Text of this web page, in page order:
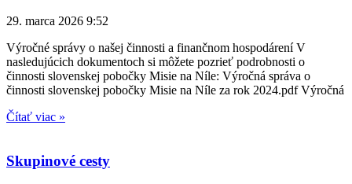
29. marca 2026 9:52
Výročné správy o našej činnosti a finančnom hospodárení V
nasledujúcich dokumentoch si môžete pozrieť podrobnosti o
činnosti slovenskej pobočky Misie na Níle: Výročná správa o
činnosti slovenskej pobočky Misie na Níle za rok 2024.pdf Výročná
Čítať viac »
Skupinové cesty